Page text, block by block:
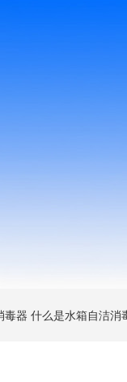
毒器 什么是水箱自洁消